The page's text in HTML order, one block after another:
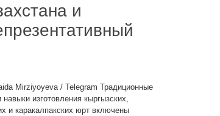
и
Mirziyoyeva / Telegram Традиционные
навыки изготовления кыргызских,
и каракалпакских юрт включены